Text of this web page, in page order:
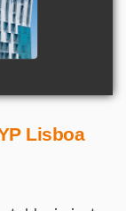
Lisboa